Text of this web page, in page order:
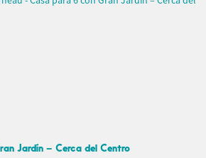
Jardín – Cerca del Centro